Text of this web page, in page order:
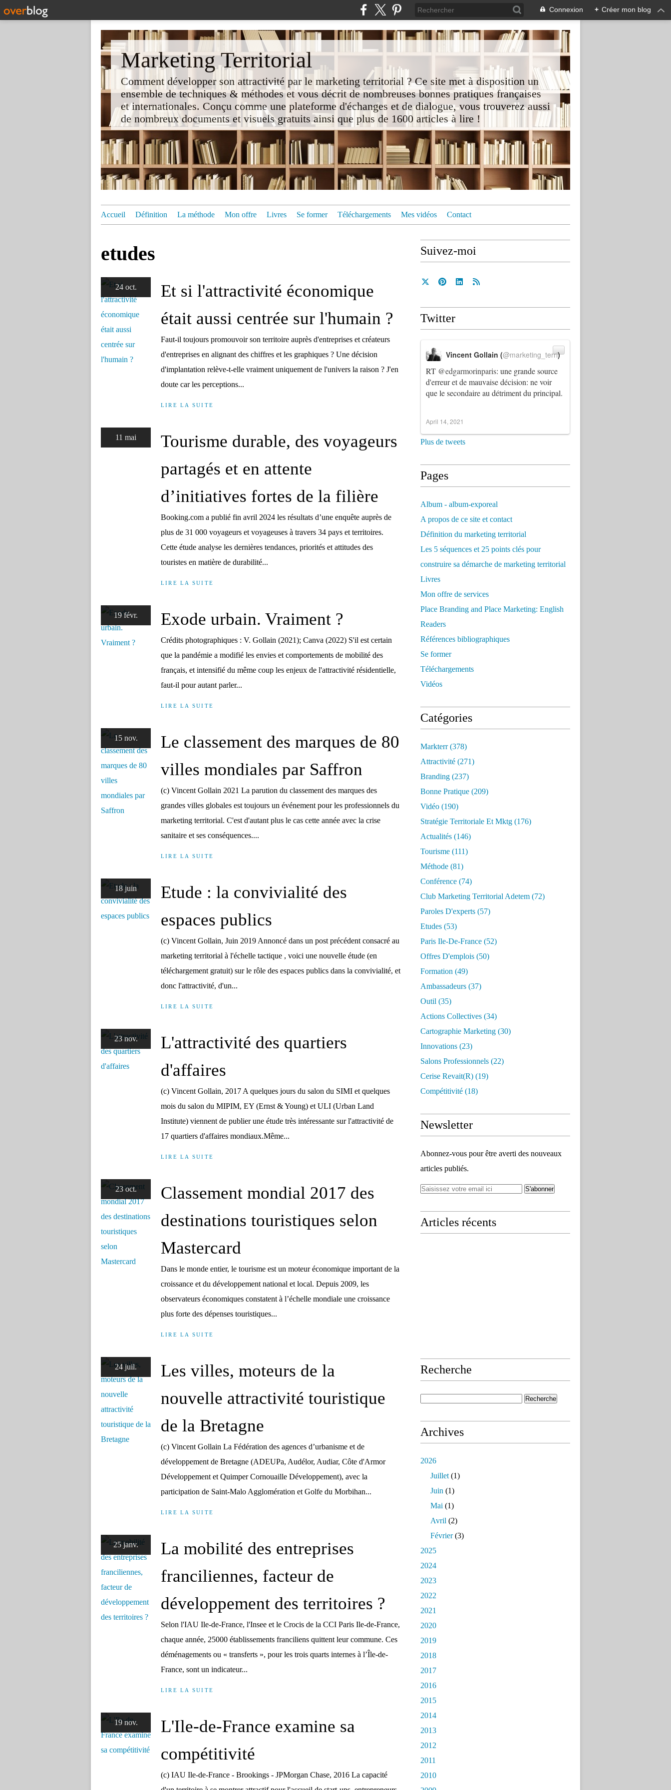
Connexion + Créer mon blog
Marketing Territorial
Comment développer son attractivité par le marketing territorial ? Ce site met à disposition un
ensemble de techniques & méthodes et vous décrit de nombreuses bonnes pratiques françaises
et internationales. Conçu comme une plateforme d'échanges et de dialogue, vous trouverez aussi
de nombreux documents et visuels gratuits ainsi que plus de 1600 articles à lire !
Accueil Définition La méthode Mon offre Livres Se former Téléchargements Mes vidéos Contact
etudes
24 oct.
Et si l'attractivité économique
était aussi centrée sur l'humain ?
Faut-il toujours promouvoir son territoire auprès d'entreprises et créateurs
d'entreprises en alignant des chiffres et les graphiques ? Une décision
d'implantation relève-t-elle vraiment uniquement de l'univers la raison ? J'en
doute car les perceptions...
LIRE LA SUITE
11 mai
Tourisme durable, des voyageurs
partagés et en attente
d’initiatives fortes de la filière
Booking.com a publié fin avril 2024 les résultats d’une enquête auprès de
plus de 31 000 voyageurs et voyageuses à travers 34 pays et territoires.
Cette étude analyse les dernières tendances, priorités et attitudes des
touristes en matière de durabilité...
LIRE LA SUITE
19 févr. Exode urbain. Vraiment ?
Crédits photographiques : V. Gollain (2021); Canva (2022) S'il est certain
que la pandémie a modifié les envies et comportements de mobilité des
français, et intensifié du même coup les enjeux de l'attractivité résidentielle,
faut-il pour autant parler...
LIRE LA SUITE
15 nov.
Le classement des marques de 80
villes mondiales par Saffron
(c) Vincent Gollain 2021 La parution du classement des marques des
grandes villes globales est toujours un événement pour les professionnels du
marketing territorial. C'est d'autant plus le cas cette année avec la crise
sanitaire et ses conséquences....
LIRE LA SUITE
18 juin
Etude : la convivialité des
espaces publics
(c) Vincent Gollain, Juin 2019 Annoncé dans un post précédent consacré au
marketing territorial à l'échelle tactique , voici une nouvelle étude (en
téléchargement gratuit) sur le rôle des espaces publics dans la convivialité, et
donc l'attractivité, d'un...
LIRE LA SUITE
23 nov.
L'attractivité des quartiers
d'affaires
(c) Vincent Gollain, 2017 A quelques jours du salon du SIMI et quelques
mois du salon du MIPIM, EY (Ernst & Young) et ULI (Urban Land
Institute) viennent de publier une étude très intéressante sur l'attractivité de
17 quartiers d'affaires mondiaux.Même...
LIRE LA SUITE
23 oct.
Classement mondial 2017 des
destinations touristiques selon
Mastercard
Dans le monde entier, le tourisme est un moteur économique important de la
croissance et du développement national et local. Depuis 2009, les
observateurs économiques constatent à l’échelle mondiale une croissance
plus forte des dépenses touristiques...
LIRE LA SUITE
24 juil.
Les villes, moteurs de la
nouvelle attractivité touristique
de la Bretagne
(c) Vincent Gollain La Fédération des agences d’urbanisme et de
développement de Bretagne (ADEUPa, Audélor, Audiar, Côte d'Armor
Développement et Quimper Cornouaille Développement), avec la
participation de Saint-Malo Agglomération et Golfe du Morbihan...
LIRE LA SUITE
25 janv.
La mobilité des entreprises
franciliennes, facteur de
développement des territoires ?
Selon l'IAU Ile-de-France, l'Insee et le Crocis de la CCI Paris Ile-de-France,
chaque année, 25000 établissements franciliens quittent leur commune. Ces
déménagements ou « transferts », pour les trois quarts internes à l’Île-de-
France, sont un indicateur...
LIRE LA SUITE
19 nov.
L'Ile-de-France examine sa
compétitivité
(c) IAU Ile-de-France - Brookings - JPMorgan Chase, 2016 La capacité
Suivez-moi
Twitter
RT @edgarmorinparis: une grande source
d'erreur et de mauvaise décision: ne voir
que le secondaire au détriment du principal.
Vincent Gollain (@marketing_terri)
April 14, 2021
Plus de tweets
Pages
Album - album-exporeal
A propos de ce site et contact
Définition du marketing territorial
Les 5 séquences et 25 points clés pour
construire sa démarche de marketing territorial
Livres
Mon offre de services
Place Branding and Place Marketing: English
Readers
Références bibliographiques
Se former
Téléchargements
Vidéos
Catégories
Markterr(378)
Attractivité (271)
Branding (237)
Bonne Pratique (209)
Vidéo (190)
Stratégie Territoriale Et Mktg (176)
Actualités (146)
Tourisme (111)
Méthode (81)
Conférence (74)
Club Marketing Territorial Adetem (72)
Paroles D'experts (57)
Etudes (53)
Paris Ile-De-France (52)
Offres D'emplois (50)
Formation (49)
Ambassadeurs (37)
Outil (35)
Actions Collectives (34)
Cartographie Marketing (30)
Innovations (23)
Salons Professionnels (22)
Cerise Revait(r) (19)
Compétitivité (18)
Newsletter
Abonnez-vous pour être averti des nouveaux
articles publiés.
Articles récents
Recherche
Archives
2026
Juillet (1)
Juin (1)
Mai (1)
Avril (2)
Février(3)
2025
2024
2023
2022
2021
2020
2019
2018
2017
2016
2015
2014
2013
2012
2011
2010